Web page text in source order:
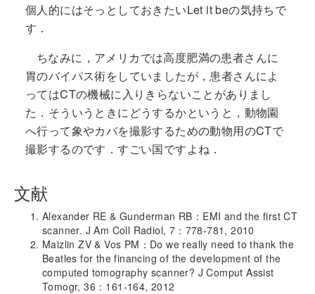
個人的にはそっとしておきたいLet it beの気持ちで
す．
ちなみに，アメリカでは高度肥満の患者さんに
胃のバイパス術をしていましたが，患者さんによ
ってはCTの機械に入りきらないことがありまし
た．そういうときにどうするかというと，動物園
へ行って象やカバを撮影するための動物用のCTで
撮影するのです．すごい国ですよね．
文献
Alexander RE & Gunderman RB：EMI and the first CT
scanner. J Am Coll Radiol, 7：778-781, 2010
Maizlin ZV & Vos PM：Do we really need to thank the
Beatles for the financing of the development of the
computed tomography scanner? J Comput Assist
Tomogr, 36：161-164, 2012